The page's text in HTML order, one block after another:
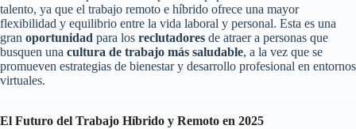
talento, ya que el trabajo remoto e híbrido ofrece una mayor
flexibilidad y equilibrio entre la vida laboral y personal. Esta es una
gran oportunidad para los reclutadores de atraer a personas que
busquen una cultura de trabajo más saludable, a la vez que se
promueven estrategias de bienestar y desarrollo profesional en entornos
virtuales.
El Futuro del Trabajo Híbrido y Remoto en 2025